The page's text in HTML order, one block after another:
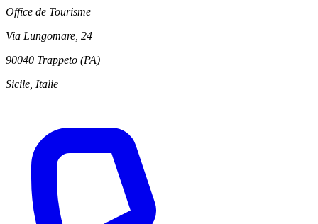
Office de Tourisme
Via Lungomare, 24
90040 Trappeto (PA)
Sicile, Italie